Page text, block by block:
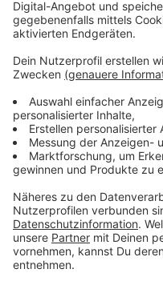
Mehr
powered by
NRW-Familienminister
Stamp will auch dafür
abends und am
arbeiten. Außerdem will
Erzieherin attraktiver
einen großen